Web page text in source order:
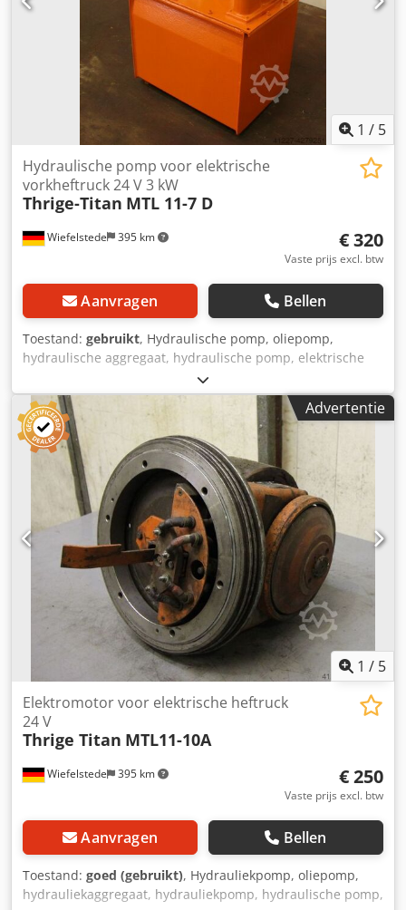
1 / 5
Wiefelstede 395 km
Hydraulische pomp voor elektrische
vorkheftruck 24 V 3 kW
Thrige-Titan MTL 11-7 D
€ 320
Vaste prijs excl. btw
Aanvragen Bellen
Toestand: gebruikt, Hydraulische pomp, oliepomp,
hydraulische aggregaat, hydraulische pomp, elektrische
motor, gelijkstroommotor, tractiemotor, aandrijfmotor
Dedpefcw Txjfx Ahqokr -Motor: Thrige-Titan type MTL 11-7
D -Motor: 24 V 3 kW 3000 rpm -Tank: 200/290/H230 mm -
Afmetingen: 210/320/H510 mm -Gewicht: 42 kg
Advertentie
1 / 5
Wiefelstede 395 km
Elektromotor voor elektrische heftruck
24 V
Thrige Titan MTL11-10A
€ 250
Vaste prijs excl. btw
Aanvragen Bellen
Toestand: goed (gebruikt), Hydrauliekpomp, oliepomp,
hydrauliekaggregaat, hydrauliekpomp, hydraulische pomp,